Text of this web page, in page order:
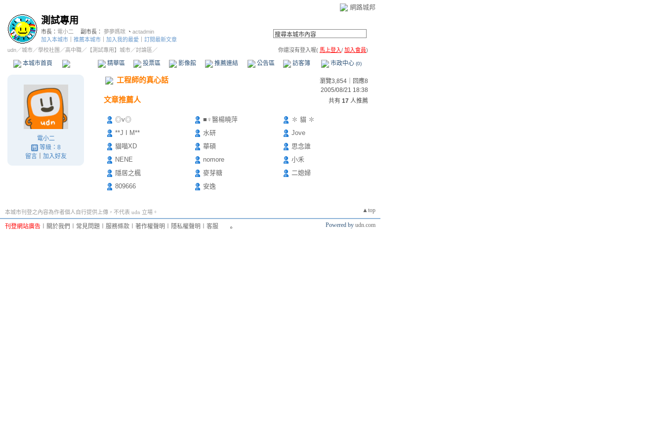
網路城邦
測試專用
市長： 電小二 副市長： 夢夢媽咪 、 actadmin
加入本城市
推薦本城市 加入我的最愛
訂閱最新文章
udn／城市／學校社團 ／高中職／ 【測試專用】城市／討論區／ 你還沒有登入喔( 馬上登入/ 加入會員)
本城市首頁 精華區 投票區 影像館 推薦連結 公告區 訪客簿 市政中心 (0)
電小二
等級：8
留言｜ 加入好友
工程師的真心話
瀏覽3,854｜回應8
2005/08/21 18:38
文章推薦人 共有 17 人推薦
◎v◎ ■♀醫楊曉萍
✽ 貓 ✽
**J I M**
水研
Jove
貓喵XD
華碩
思念誰
NENE
nomore
小禾
隱居之楓
麥芽糖
二媳婦
809666
安逸
▲top
本城市刊登之內容為作者個人自行提供上傳，不代表 udn 立場。
刊登網站廣告 關於我們 常見問題 服務條款 著作權聲明 隱私權聲明 客服 Powered by udn.com